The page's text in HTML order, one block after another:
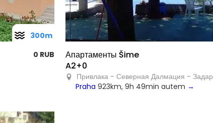
0 RUB
300m
Апартаменты Šime
A2+0
Привлака - Северная Далмация - Задар
Praha 923km, 9h 49min autem →